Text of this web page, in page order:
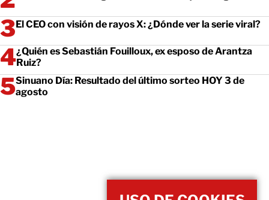
El CEO con visión de rayos X: ¿Dónde ver la serie viral?
¿Quién es Sebastián Fouilloux, ex esposo de Arantza
Ruiz?
Sinuano Día: Resultado del último sorteo HOY 3 de
agosto